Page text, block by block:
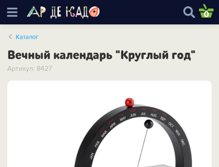
0
Каталог
Вечный календарь "Круглый год"
Артикул: 8427